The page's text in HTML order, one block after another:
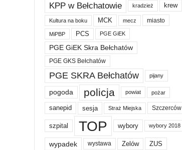
KPP w Bełchatowie kradzież krew
Kultura na boku MCK mecz miasto
MiPBP PCS PGE GiEK
PGE GiEK Skra Bełchatów
PGE GKS Bełchatów
PGE SKRA Bełchatów pijany
pogoda policja powiat pożar
sanepid sesja Straż Miejska Szczerców
szpital TOP wybory wybory 2018
wypadek wystawa Zelów ZUS